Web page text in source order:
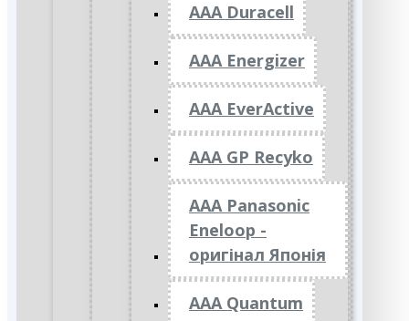
AAA Duracell
AAA Energizer
AAA EverActive
AAA GP Recyko
AAA Panasonic
Eneloop -
оригінал Японія
AAA Quantum